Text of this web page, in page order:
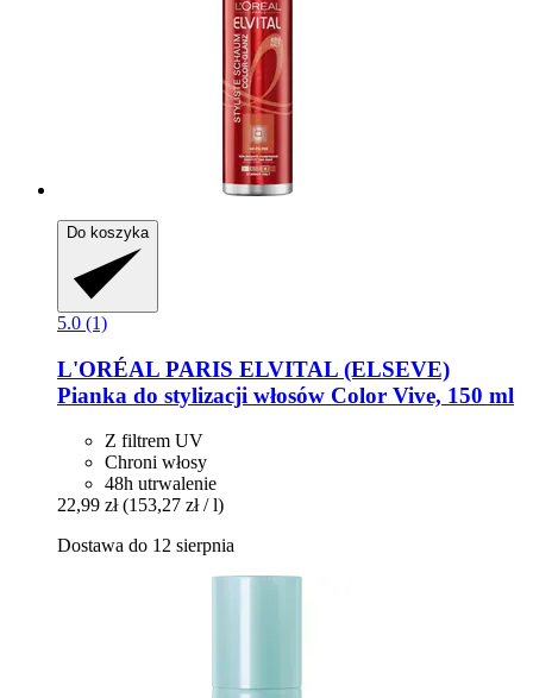
Do koszyka
5.0 (1)
L'ORÉAL PARIS ELVITAL (ELSEVE)
Pianka do stylizacji włosów Color Vive, 150 ml
Z filtrem UV
Chroni włosy
48h utrwalenie
22,99 zł (153,27 zł / l)
Dostawa do 12 sierpnia